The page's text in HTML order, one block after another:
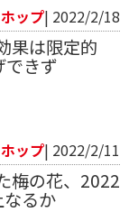
ップ| 2022/2/18
果は限定的
できず
ップ| 2022/2/11
梅の花、2022
るか